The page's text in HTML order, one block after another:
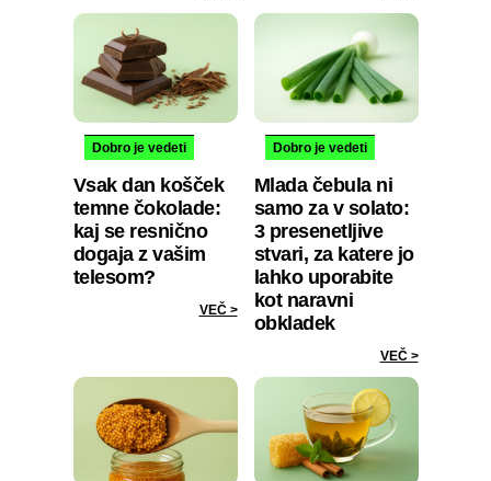
Dobro je vedeti
Vsak dan košček
temne čokolade:
kaj se resnično
dogaja z vašim
telesom?
VEČ >
Dobro je vedeti
Mlada čebula ni
samo za v solato:
3 presenetljive
stvari, za katere jo
lahko uporabite
kot naravni
obkladek
VEČ >